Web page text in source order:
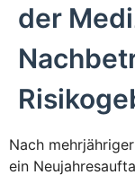
der
Nach
ein